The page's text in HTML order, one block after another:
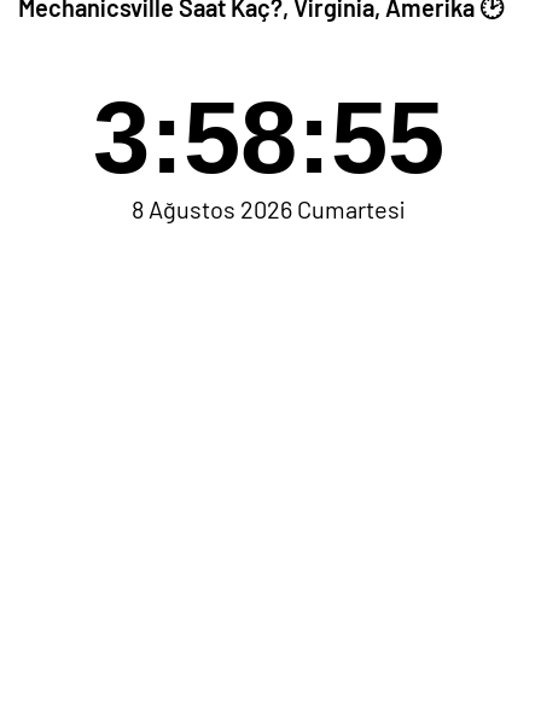
Mechanicsville Saat Kaç?, Virginia, Amerika 🕑
3:58:55
8 Ağustos 2026 Cumartesi